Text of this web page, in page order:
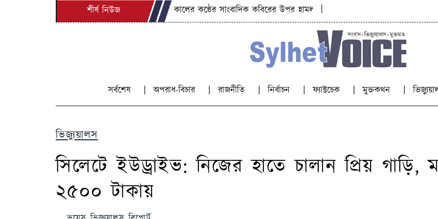
শীর্ষ নিউজ সিলেটে কালের কন্ঠের সাংবাদিক কবিরের উপর হামলা নিহত ৯ জনের পরিচয় শনাক্ত,
|
সর্বশেষ অপরাধ-বিচার রাজনীতি নির্বাচন ফ্যাক্টচেক মুক্তকথন
ভিজ্যুয়ালস
সিলেটে ইউড্রাইভ: নিজের হাতে চালান প্রিয় গাড়ি,
২৫০০ টাকায়